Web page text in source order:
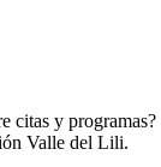
citas y programas?
Valle del Lili.